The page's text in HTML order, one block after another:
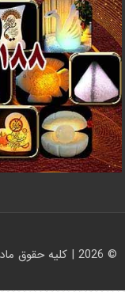
© 2026 | کلیه حقوق مادی و معنوی برای سایت